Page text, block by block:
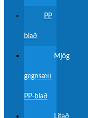
PP
blað
Mjög
gegnsætt
PP-blað
Litað